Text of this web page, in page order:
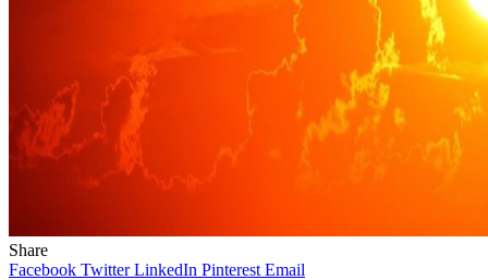
Share
Facebook Twitter LinkedIn Pinterest Email